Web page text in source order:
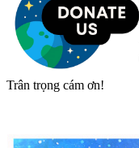
Trân trọng cám ơn!